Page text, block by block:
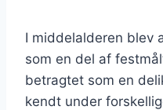
I middelalderen blev
som en del af
betragtet som en
kendt under